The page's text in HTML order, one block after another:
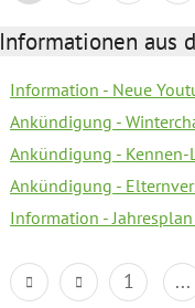
Informationen aus
Information - Neue
Ankündigung -
Ankündigung - Kennen-
Ankündigung -
Information -
1 ...